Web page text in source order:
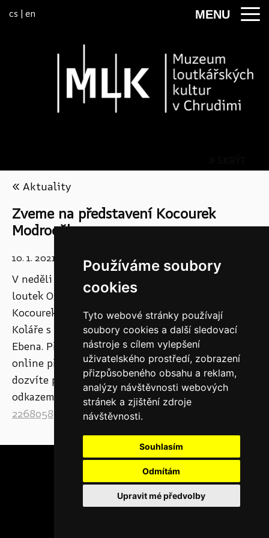
Používáme soubory
cookies
Tyto webové stránky používají
soubory cookies a další sledovací
nástroje s cílem vylepšení
uživatelského prostředí, zobrazení
přizpůsobeného obsahu a reklam,
analýzy návštěvnosti webových
stránek a zjištění zdroje
návštěvnosti.
Souhlasím
Odmítám
Upravit mé předvolby
MENU
cs | en
« Aktuality
Zveme na představení Kocourek
Modroočko
10. 1. 2021
V neděli 10. ledna 2021 vás zveme do Divadla
loutek Ostrava, kde se bude hrát představení
Kocourek Modroočko podle kouzelné knížky Josefa
Koláře s neméně kouzelnými písničkami Marka
Ebena. Představení začíná v 17 hodin a bude
online přenášeno z Divadla loutek. Více se
dozvíte pod tímto
odkazem:
https://www.facebook.com/events/18290
22680589606/